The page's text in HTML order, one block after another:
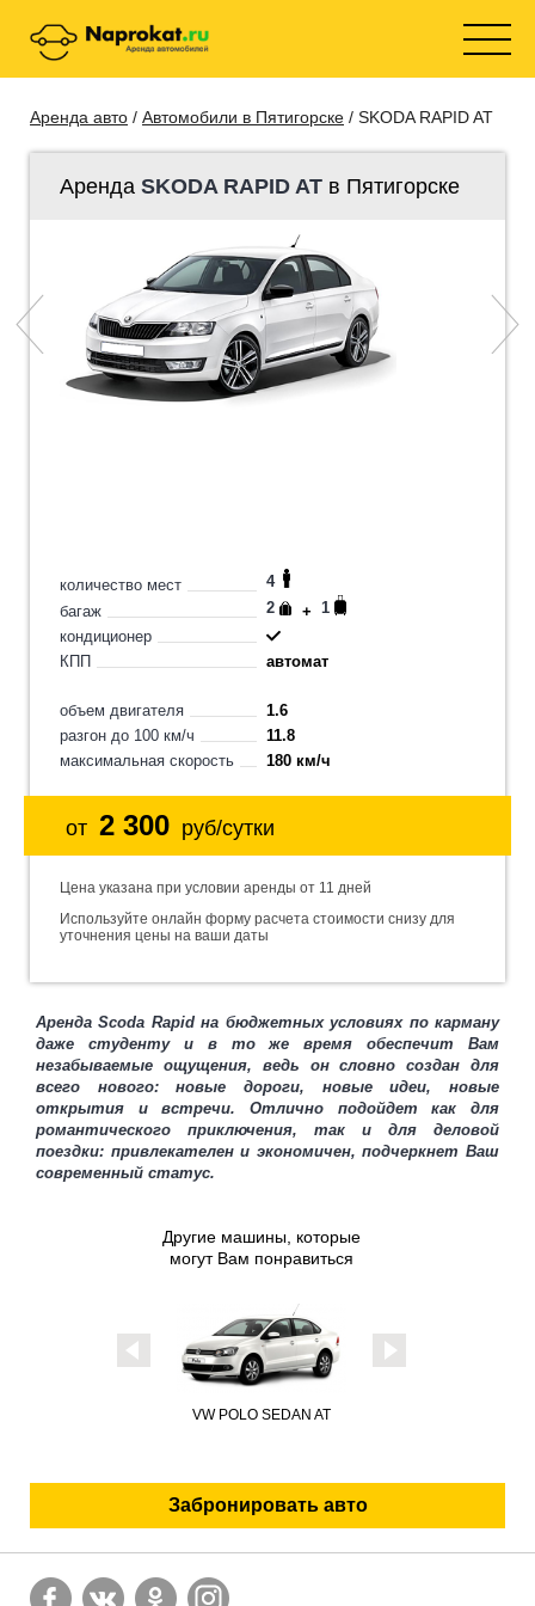
Аренда авто / Автомобили в Пятигорске / SKODA RAPID AT
Аренда SKODA RAPID AT в Пятигорске
количество мест
4
багаж
2 + 1
кондиционер
КПП
автомат
объем двигателя
1.6
разгон до 100 км/ч
11.8
максимальная скорость
180 км/ч
от 2 300 руб/сутки
Цена указана при условии аренды от 11 дней
Используйте онлайн форму расчета стоимости снизу для
уточнения цены на ваши даты
Аренда Scoda Rapid на бюджетных условиях по карману
даже студенту и в то же время обеспечит Вам
незабываемые ощущения, ведь он словно создан для
всего нового: новые дороги, новые идеи, новые
открытия и встречи. Отлично подойдет как для
романтического приключения, так и для деловой
поездки: привлекателен и экономичен, подчеркнет Ваш
современный статус.
Другие машины, которые
могут Вам понравиться
VW POLO SEDAN AT
Забронировать авто